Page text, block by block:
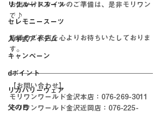
リクルートスーツ
セレモニースーツ
入学式アイテム
キャンペーン
dポイント
リカバリーウェア
父の日
お出かけスタイルのご準備は、是非モリワン
で♪
皆様のご来店を心よりお待ちいたしておりま
す。
【お問い合わせ】
モリワンワールド金沢本店：076-269-3011
モリワンワールド金沢近岡店：076-225-